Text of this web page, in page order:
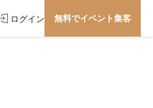
ログイン 無料でイベント集客